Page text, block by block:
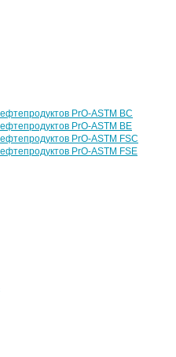
PrO-ASTM BC
PrO-ASTM BE
PrO-ASTM FSC
PrO-ASTM FSE